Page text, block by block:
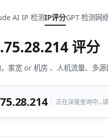
AI IP 检测IP评分GPT 检测网
评分
家宽 or 机房 、人机流量、多
正在深度查询中...